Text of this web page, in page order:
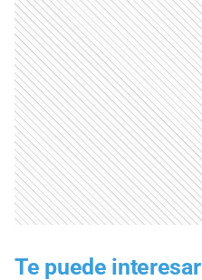
Te puede interesar